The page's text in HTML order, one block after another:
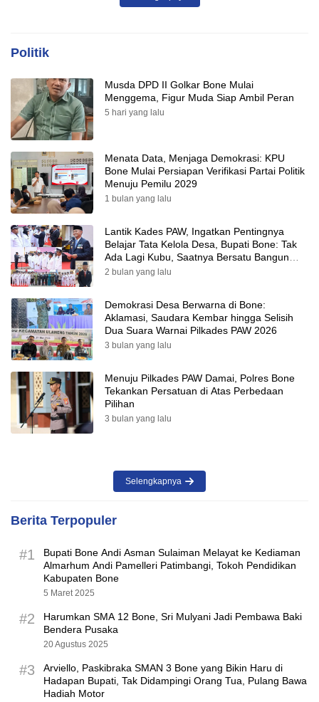
Politik
Musda DPD II Golkar Bone Mulai
Menggema, Figur Muda Siap Ambil Peran
5 hari yang lalu
Menata Data, Menjaga Demokrasi: KPU
Bone Mulai Persiapan Verifikasi Partai Politik
Menuju Pemilu 2029
1 bulan yang lalu
Lantik Kades PAW, Ingatkan Pentingnya
Belajar Tata Kelola Desa, Bupati Bone: Tak
Ada Lagi Kubu, Saatnya Bersatu Bangun
Desa
2 bulan yang lalu
Demokrasi Desa Berwarna di Bone:
Aklamasi, Saudara Kembar hingga Selisih
Dua Suara Warnai Pilkades PAW 2026
3 bulan yang lalu
Menuju Pilkades PAW Damai, Polres Bone
Tekankan Persatuan di Atas Perbedaan
Pilihan
3 bulan yang lalu
Selengkapnya
Berita Terpopuler
#1
Bupati Bone Andi Asman Sulaiman Melayat ke Kediaman
Almarhum Andi Pamelleri Patimbangi, Tokoh Pendidikan
Kabupaten Bone
5 Maret 2025
#2
Harumkan SMA 12 Bone, Sri Mulyani Jadi Pembawa Baki
Bendera Pusaka
20 Agustus 2025
#3
Arviello, Paskibraka SMAN 3 Bone yang Bikin Haru di
Hadapan Bupati, Tak Didampingi Orang Tua, Pulang Bawa
Hadiah Motor